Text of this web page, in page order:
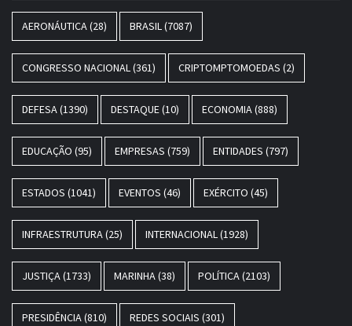
AERONÁUTICA(28) BRASIL(7087)
CONGRESSO NACIONAL(361) CRIPTOMPTOMOEDAS (2)
DEFESA(1390) DESTAQUE(10) ECONOMIA(888)
EDUCAÇÃO (95) EMPRESAS (759) ENTIDADES (797)
ESTADOS (1041) EVENTOS (46) EXÉRCITO (45)
INFRAESTRUTURA(25) INTERNACIONAL(1928)
JUSTIÇA(1733) MARINHA(38) POLÍTICA(2103)
PRESIDÊNCIA(810) REDES SOCIAIS (301)